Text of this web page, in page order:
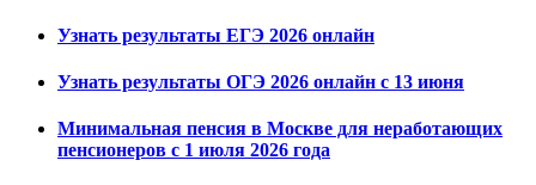
Узнать результаты ЕГЭ 2026 онлайн
Узнать результаты ОГЭ 2026 онлайн с 13 июня
Минимальная пенсия в Москве для неработающих
пенсионеров с 1 июля 2026 года